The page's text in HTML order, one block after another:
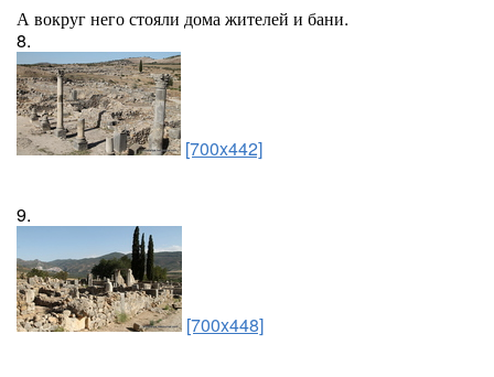
А вокруг него стояли дома жителей и бани.
8.
[700x442]
9.
[700x448]